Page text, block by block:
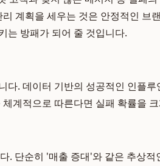
계획을 세우는 것은 안정적인 브
는 방패가 되어 줄 것입니다.
. 데이터 기반의 성공적인 인플루
계적으로 따른다면 실패 확률을
. 단순히 '매출 증대'와 같은 추상